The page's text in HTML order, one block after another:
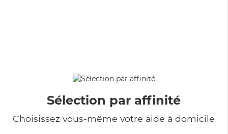
Sélection par affinité
Choisissez vous-même votre aide à domicile